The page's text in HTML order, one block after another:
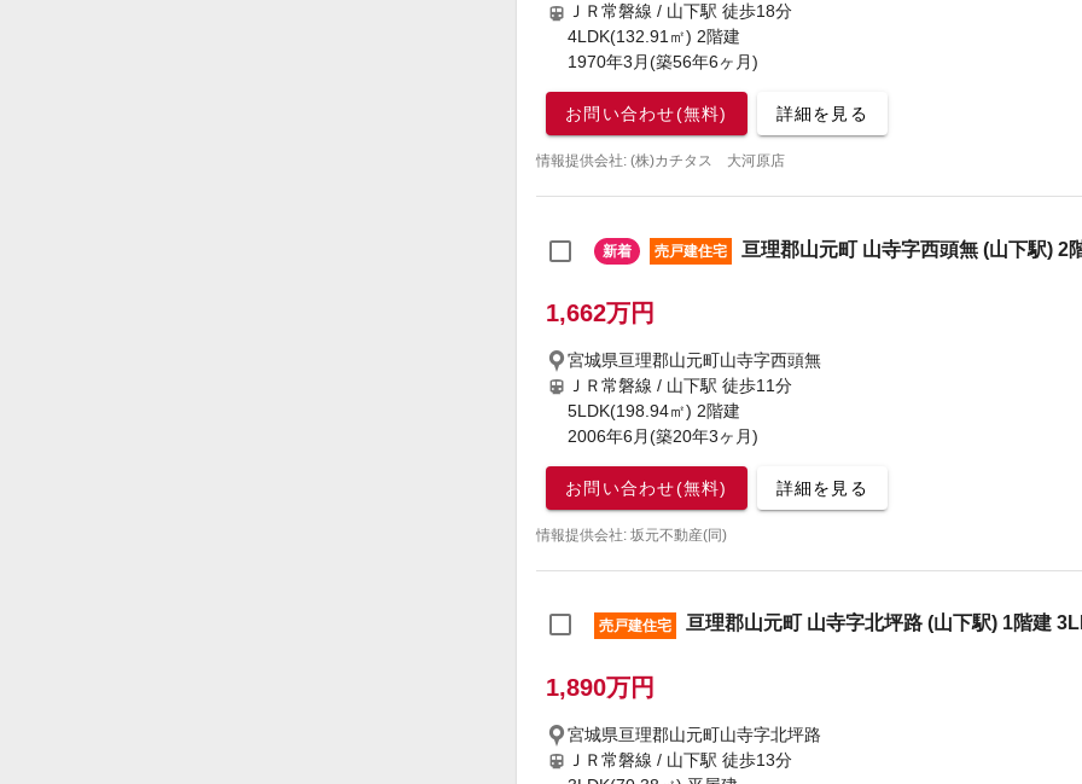
ＪＲ常磐線 / 山下駅 徒歩18分
4LDK(132.91㎡) 2階建
1970年3月(築56年6ヶ月)
お問い合わせ(無料) 詳細を見る
情報提供会社: (株)カチタス 大河原店
新着 売戸建住宅 亘理郡山元町 山寺字西頭無 (山下駅) 2
1,662万円
宮城県亘理郡山元町山寺字西頭無
ＪＲ常磐線 / 山下駅 徒歩11分
5LDK(198.94㎡) 2階建
2006年6月(築20年3ヶ月)
お問い合わせ(無料) 詳細を見る
情報提供会社: 坂元不動産(同)
売戸建住宅 亘理郡山元町 山寺字北坪路 (山下駅) 1階建
1,890万円
宮城県亘理郡山元町山寺字北坪路
ＪＲ常磐線 / 山下駅 徒歩13分